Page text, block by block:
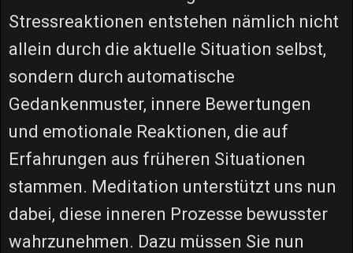
Stressreaktionen entstehen nämlich nicht
allein durch die aktuelle Situation selbst,
sondern durch automatische
Gedankenmuster, innere Bewertungen
und emotionale Reaktionen, die auf
Erfahrungen aus früheren Situationen
stammen. Meditation unterstützt uns nun
dabei, diese inneren Prozesse bewusster
wahrzunehmen. Dazu müssen Sie nun